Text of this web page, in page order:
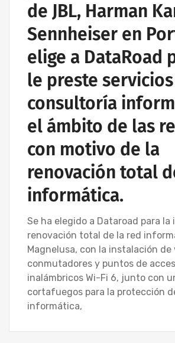
de JBL, Harman
Sennheiser en
elige a DataRoad
le preste
consultoría
el ámbito de las
con motivo de la
renovación total
informática.
Se ha elegido a Dataroad para
renovación total de la red
Magnelusa, con la instalación de
conmutadores y puntos de
inalámbricos Wi-Fi 6, junto con
cortafuegos para la protección
informática,